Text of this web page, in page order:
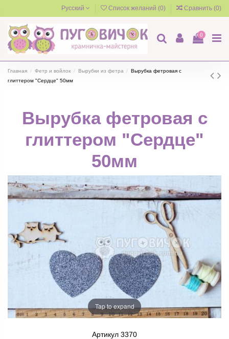
Русский Список желаний (0) Сравнить (0)
0
Главная Фетр и войлок Вырубки из фетра
Вырубка фетровая с
глиттером "Сердце" 50мм
Вырубка фетровая с
глиттером "Сердце"
50мм
Tap to expand
Артикул 3370